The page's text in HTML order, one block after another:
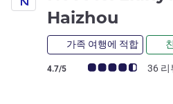
Haizhou
가족 여행에 적합
고객 평점 (ALL 평가)
4.7/5 36 리